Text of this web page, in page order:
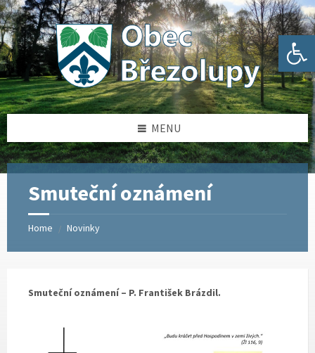
Open toolbar
Skip
to
content
Skip
to
left
sidebar
Skip
to
right
sidebar
Skip
to
footer
MENU
Smuteční oznámení
Home / Novinky
Smuteční oznámení – P. František Brázdil.